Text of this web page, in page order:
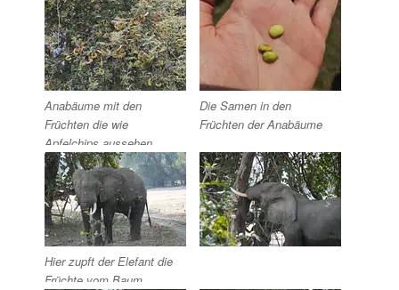
Anabäume mit den
Früchten die wie
Apfelchips aussehen
Die Samen in den
Früchten der Anabäume
Hier zupft der Elefant die
Früchte vom Baum